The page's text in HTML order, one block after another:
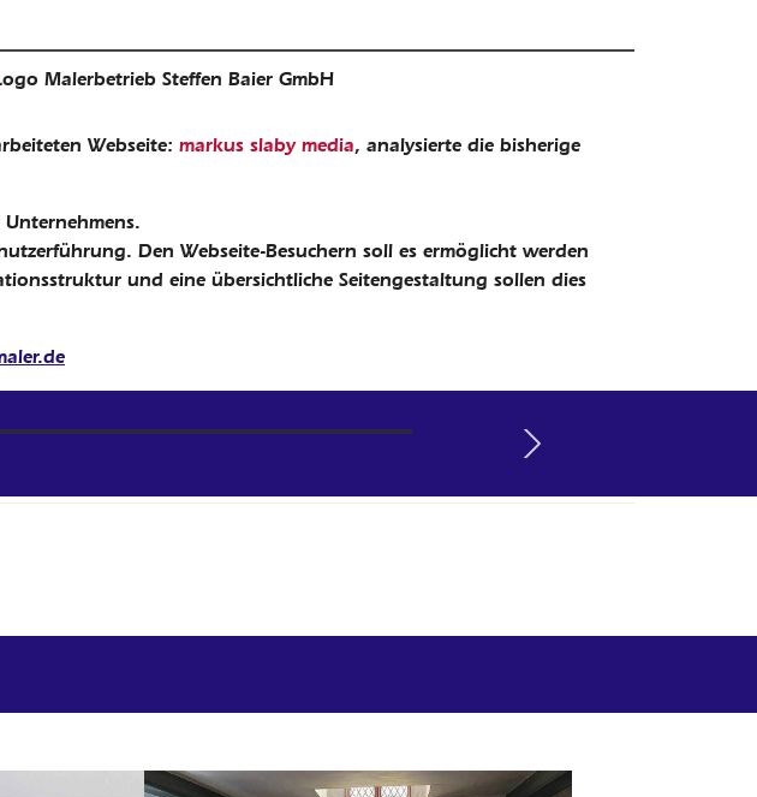
Webseite: markus slaby media, analysierte die bisherige
Den Webseite-Besuchern soll es ermöglicht werden
und eine übersichtliche Seitengestaltung sollen dies
Next